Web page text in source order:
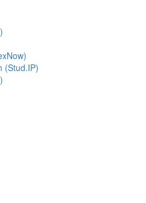
(Stud.IP)